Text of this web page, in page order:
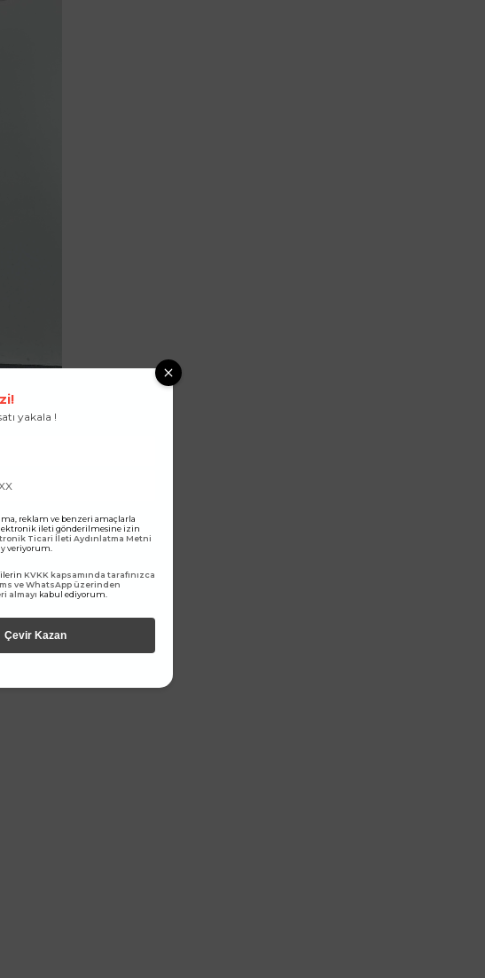
yakala !
reklam ve benzeri amaçlarla
ileti gönderilmesine izin
Ticari İleti Aydınlatma Metni
veriyorum.
KVKK kapsamında tarafınızca
ve WhatsApp üzerinden
almayı kabul ediyorum.
Çevir Kazan